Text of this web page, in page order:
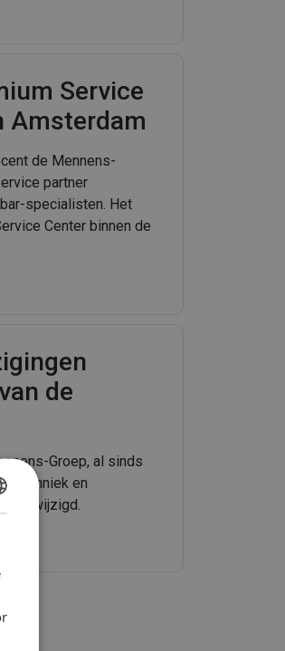
Service
Amsterdam
de Mennens-
partner
specialisten. Het
Center binnen de
de
Groep, al sinds
en
gewijzigd.